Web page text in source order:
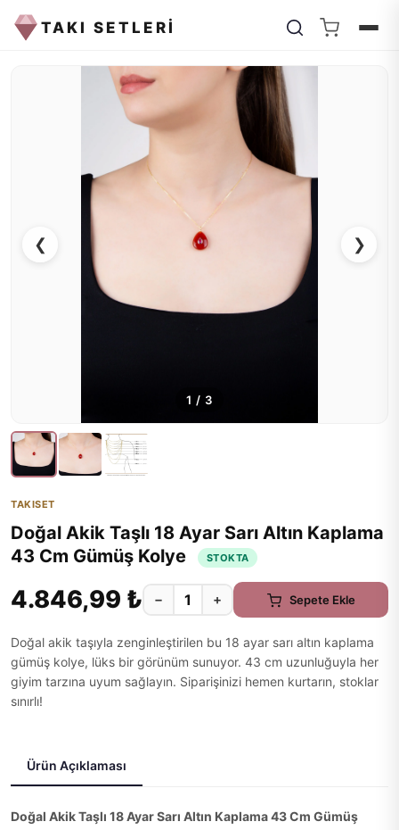
TAKI SETLERİ
❮ ❯
1 / 3
TAKISET
Doğal Akik Taşlı 18 Ayar Sarı Altın Kaplama
43 Cm Gümüş Kolye
STOKTA
4.846,99 ₺ − + Sepete Ekle
Doğal akik taşıyla zenginleştirilen bu 18 ayar sarı altın kaplama
gümüş kolye, lüks bir görünüm sunuyor. 43 cm uzunluğuyla her
giyim tarzına uyum sağlayın. Siparişinizi hemen kurtarın, stoklar
sınırlı!
Ürün Açıklaması
Doğal Akik Taşlı 18 Ayar Sarı Altın Kaplama 43 Cm Gümüş